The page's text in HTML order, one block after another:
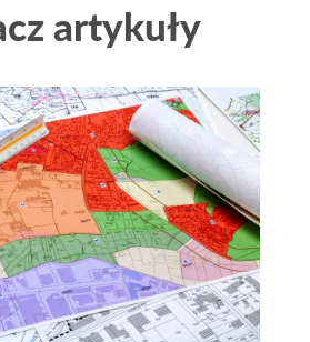
artykuły